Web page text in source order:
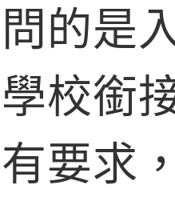
的是
校銜
要求